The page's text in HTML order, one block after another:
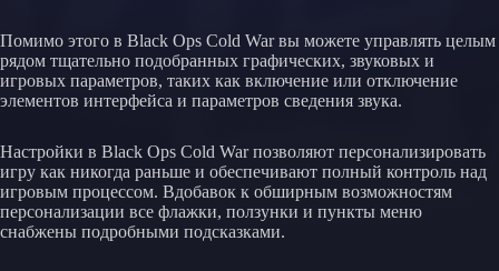
Помимо этого в Black Ops Cold War вы можете управлять целым
рядом тщательно подобранных графических, звуковых и
игровых параметров, таких как включение или отключение
элементов интерфейса и параметров сведения звука.
Настройки в Black Ops Cold War позволяют персонализировать
игру как никогда раньше и обеспечивают полный контроль над
игровым процессом. Вдобавок к обширным возможностям
персонализации все флажки, ползунки и пункты меню
снабжены подробными подсказками.